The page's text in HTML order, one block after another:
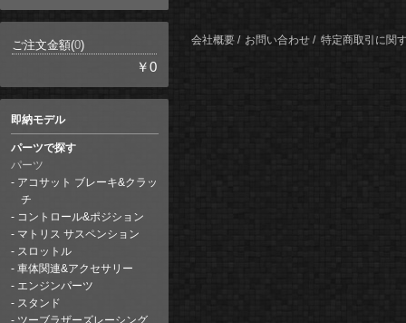
ご注文金額(0)
￥0
即納モデル
パーツで探す
パーツ
アコサット ブレーキ&クラッ
チ
コントロール&ポジション
マトリス サスペンション
スロットル
車体関連&アクセサリー
エンジンパーツ
スタンド
ツーブラザーズレーシング
会社概要 お問い合わせ 特定商取引に関